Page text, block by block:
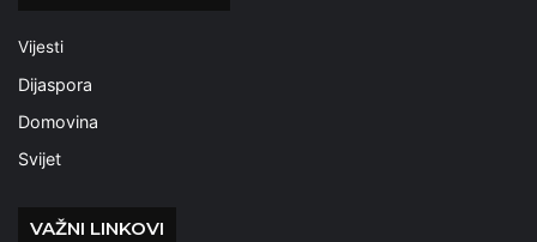
Vijesti
Dijaspora
Domovina
Svijet
VAŽNI LINKOVI